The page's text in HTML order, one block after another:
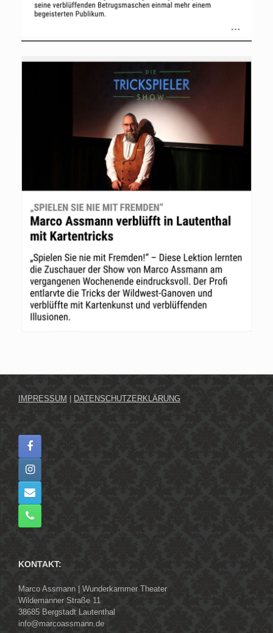
IMPRESSUM | DATENSCHUTZERKLÄRUNG
KONTAKT:
Marco Assmann | Wunderkammer Theater
Wildemanner Straße 11
38685 Bergstadt Lautenthal
info@marcoassmann.de